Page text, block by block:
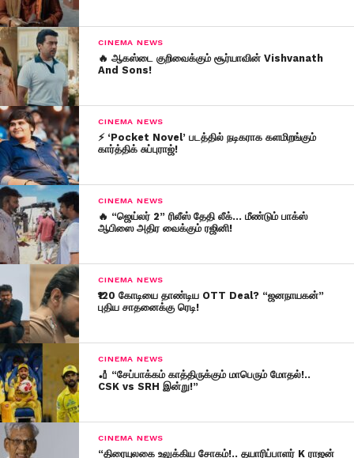
CINEMA NEWS
🔥 ஆகஸ்டை குறிவைக்கும் சூர்யாவின் Vishvanath
And Sons!
CINEMA NEWS
⚡ ‘Pocket Novel’ படத்தில் நடிகராக களமிறங்கும்
கார்த்திக் சுப்புராஜ்!
CINEMA NEWS
🔥 “ஜெய்லர் 2” ரிலீஸ் தேதி லீக்… மீண்டும் பாக்ஸ்
ஆபிஸை அதிர வைக்கும் ரஜினி!
CINEMA NEWS
₹120 கோடியை தாண்டிய OTT Deal? “ஜனநாயகன்”
புதிய சாதனைக்கு ரெடி!
CINEMA NEWS
🏏 “சேப்பாக்கம் காத்திருக்கும் மாபெரும் மோதல்!..
CSK vs SRH இன்று!”
CINEMA NEWS
“திரையுலகை உலுக்கிய சோகம்!.. தயாரிப்பாளர் K ராஜன்